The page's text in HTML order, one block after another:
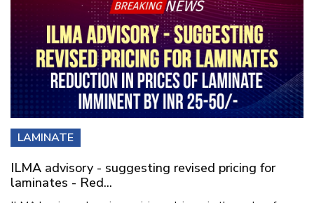
LAMINATE
ILMA advisory - suggesting revised pricing for
laminates - Red...